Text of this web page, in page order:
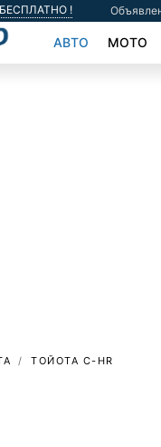
БЕСПЛАТНО !
АВТО МОТО
ТОЙОТА C-HR